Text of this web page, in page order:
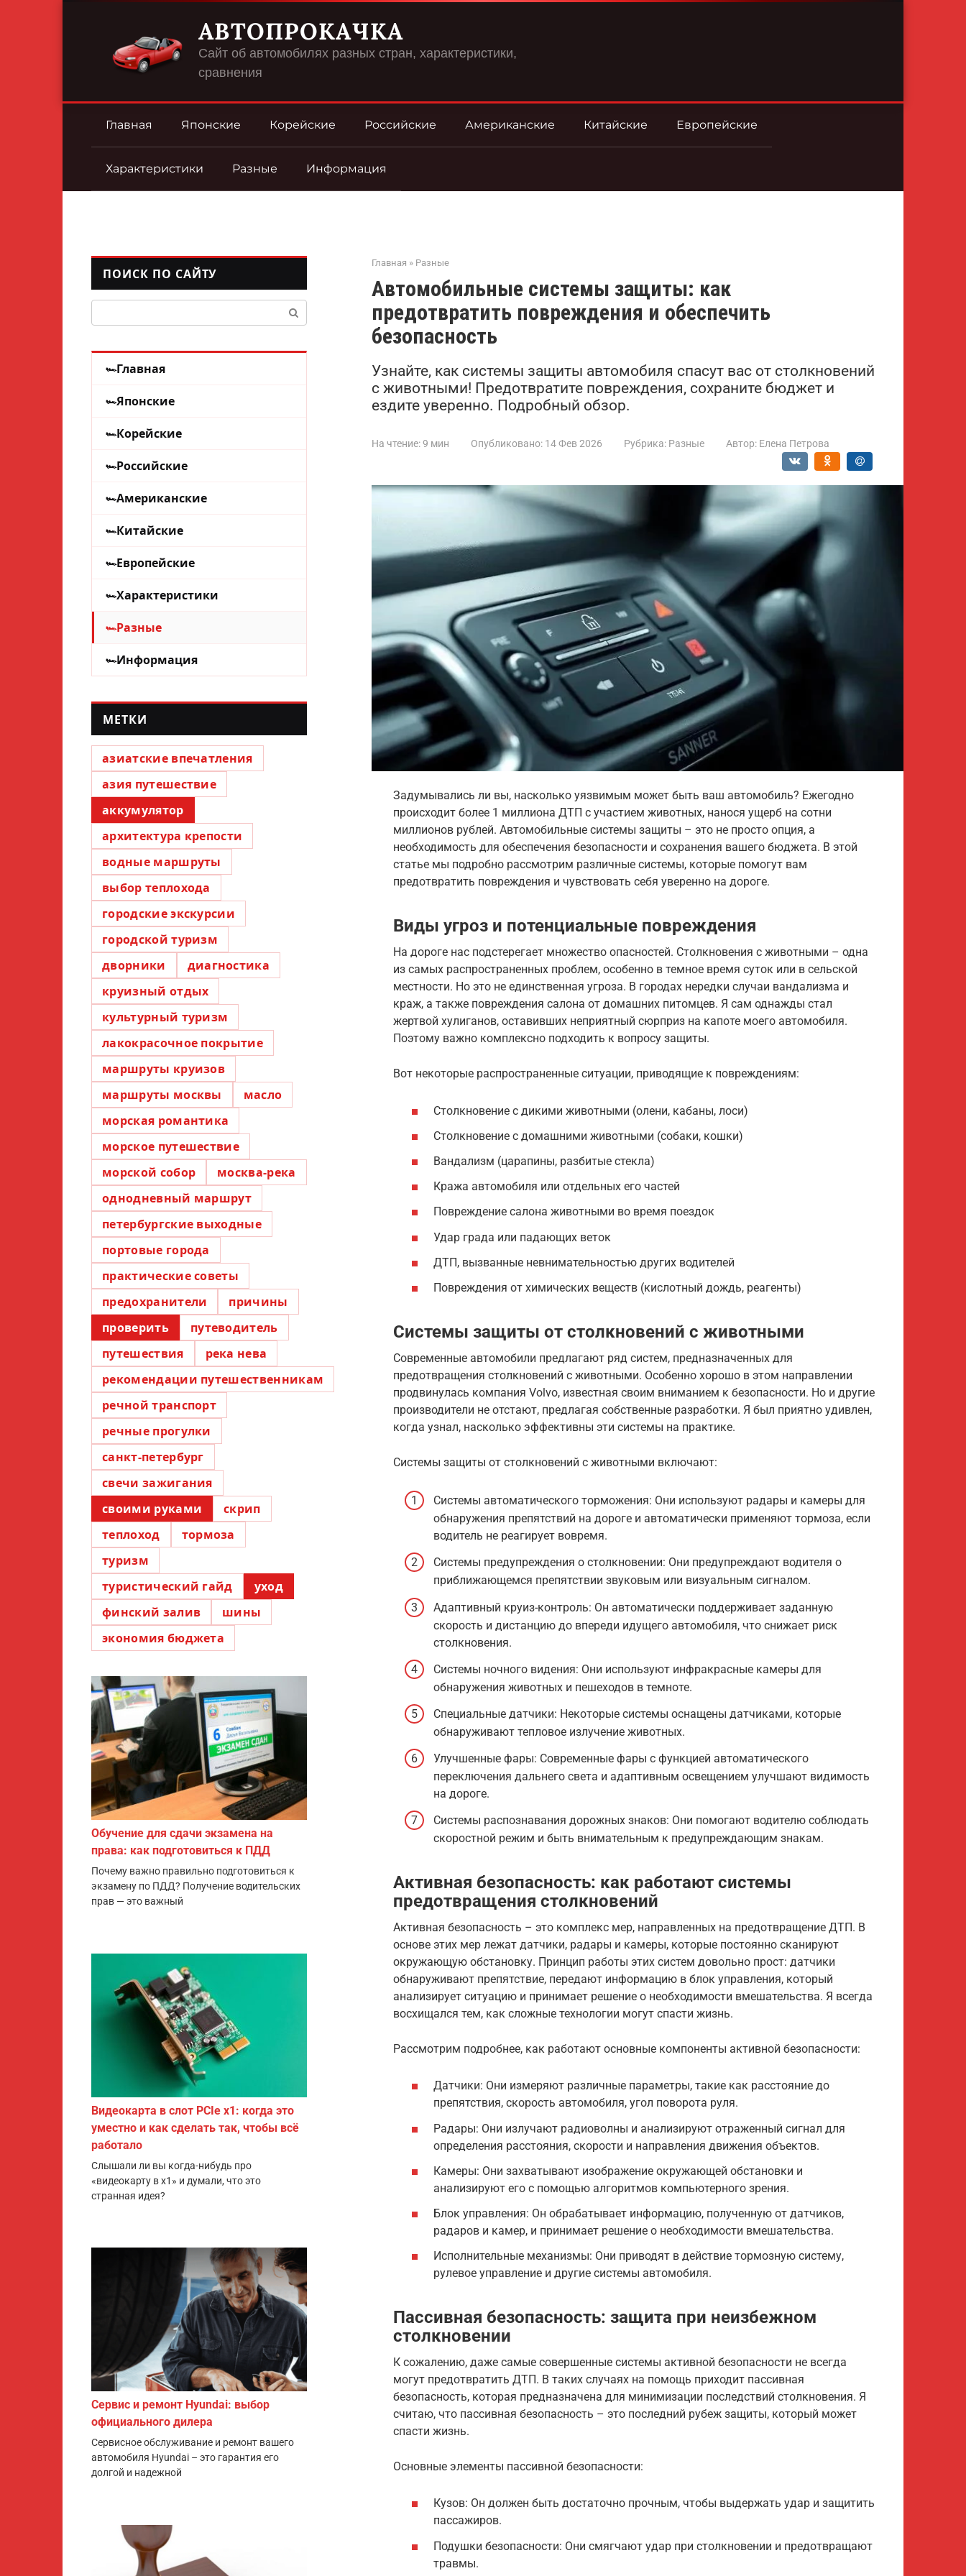
АВТОПРОКАЧКА
Сайт об автомобилях разных стран, характеристики,
сравнения
Главная Японские Корейские Российские Американские Китайские Европейские
Характеристики Разные Информация
Главная » Разные
Автомобильные системы защиты: как
предотвратить повреждения и обеспечить
безопасность
Узнайте, как системы защиты автомобиля спасут вас от столкновений
с животными! Предотвратите повреждения, сохраните бюджет и
ездите уверенно. Подробный обзор.
На чтение:9 мин Опубликовано: 14 Фев 2026 Рубрика: Разные Автор: Елена Петрова
Задумывались ли вы, насколько уязвимым может быть ваш автомобиль? Ежегодно
происходит более 1 миллиона ДТП с участием животных, нанося ущерб на сотни
миллионов рублей. Автомобильные системы защиты – это не просто опция, а
необходимость для обеспечения безопасности и сохранения вашего бюджета. В этой
статье мы подробно рассмотрим различные системы, которые помогут вам
предотвратить повреждения и чувствовать себя уверенно на дороге.
Виды угроз и потенциальные повреждения
На дороге нас подстерегает множество опасностей. Столкновения с животными – одна
из самых распространенных проблем, особенно в темное время суток или в сельской
местности. Но это не единственная угроза. В городах нередки случаи вандализма и
краж, а также повреждения салона от домашних питомцев. Я сам однажды стал
жертвой хулиганов, оставивших неприятный сюрприз на капоте моего автомобиля.
Поэтому важно комплексно подходить к вопросу защиты.
Вот некоторые распространенные ситуации, приводящие к повреждениям:
Столкновение с дикими животными (олени, кабаны, лоси)
Столкновение с домашними животными (собаки, кошки)
Вандализм (царапины, разбитые стекла)
Кража автомобиля или отдельных его частей
Повреждение салона животными во время поездок
Удар града или падающих веток
ДТП, вызванные невнимательностью других водителей
Повреждения от химических веществ (кислотный дождь, реагенты)
Системы защиты от столкновений с животными
Современные автомобили предлагают ряд систем, предназначенных для
предотвращения столкновений с животными. Особенно хорошо в этом направлении
продвинулась компания Volvo, известная своим вниманием к безопасности. Но и другие
производители не отстают, предлагая собственные разработки. Я был приятно удивлен,
когда узнал, насколько эффективны эти системы на практике.
Системы защиты от столкновений с животными включают:
Системы автоматического торможения: Они используют радары и камеры для
обнаружения препятствий на дороге и автоматически применяют тормоза, если
водитель не реагирует вовремя.
Системы предупреждения о столкновении: Они предупреждают водителя о
приближающемся препятствии звуковым или визуальным сигналом.
Адаптивный круиз-контроль: Он автоматически поддерживает заданную
скорость и дистанцию до впереди идущего автомобиля, что снижает риск
столкновения.
Системы ночного видения: Они используют инфракрасные камеры для
обнаружения животных и пешеходов в темноте.
Специальные датчики: Некоторые системы оснащены датчиками, которые
обнаруживают тепловое излучение животных.
Улучшенные фары: Современные фары с функцией автоматического
переключения дальнего света и адаптивным освещением улучшают видимость
на дороге.
Системы распознавания дорожных знаков: Они помогают водителю соблюдать
скоростной режим и быть внимательным к предупреждающим знакам.
Активная безопасность: как работают системы
предотвращения столкновений
Активная безопасность – это комплекс мер, направленных на предотвращение ДТП. В
основе этих мер лежат датчики, радары и камеры, которые постоянно сканируют
окружающую обстановку. Принцип работы этих систем довольно прост: датчики
обнаруживают препятствие, передают информацию в блок управления, который
анализирует ситуацию и принимает решение о необходимости вмешательства. Я всегда
восхищался тем, как сложные технологии могут спасти жизнь.
Рассмотрим подробнее, как работают основные компоненты активной безопасности:
Датчики: Они измеряют различные параметры, такие как расстояние до
препятствия, скорость автомобиля, угол поворота руля.
Радары: Они излучают радиоволны и анализируют отраженный сигнал для
определения расстояния, скорости и направления движения объектов.
Камеры: Они захватывают изображение окружающей обстановки и
анализируют его с помощью алгоритмов компьютерного зрения.
Блок управления: Он обрабатывает информацию, полученную от датчиков,
радаров и камер, и принимает решение о необходимости вмешательства.
Исполнительные механизмы: Они приводят в действие тормозную систему,
рулевое управление и другие системы автомобиля.
Пассивная безопасность: защита при неизбежном
столкновении
К сожалению, даже самые совершенные системы активной безопасности не всегда
могут предотвратить ДТП. В таких случаях на помощь приходит пассивная
безопасность, которая предназначена для минимизации последствий столкновения. Я
считаю, что пассивная безопасность – это последний рубеж защиты, который может
спасти жизнь.
Основные элементы пассивной безопасности:
Кузов: Он должен быть достаточно прочным, чтобы выдержать удар и защитить
пассажиров.
Подушки безопасности: Они смягчают удар при столкновении и предотвращают
травмы.
ПОИСК ПО САЙТУ
Главная
Японские
Корейские
Российские
Американские
Китайские
Европейские
Характеристики
Разные
Информация
МЕТКИ
азиатские впечатления
азия путешествие
аккумулятор
архитектура крепости
водные маршруты
выбор теплохода
городские экскурсии
городской туризм
дворники
диагностика
круизный отдых
культурный туризм
лакокрасочное покрытие
маршруты круизов
маршруты москвы
масло
морская романтика
морское путешествие
морской собор
москва-река
однодневный маршрут
петербургские выходные
портовые города
практические советы
предохранители
причины
проверить
путеводитель
путешествия
река нева
рекомендации путешественникам
речной транспорт
речные прогулки
санкт-петербург
свечи зажигания
своими руками
скрип
теплоход
тормоза
туризм
туристический гайд
уход
финский залив
шины
экономия бюджета
Обучение для сдачи экзамена на
права: как подготовиться к ПДД
Почему важно правильно подготовиться к
экзамену по ПДД? Получение водительских
прав — это важный
Видеокарта в слот PCIe x1: когда это
уместно и как сделать так, чтобы всё
работало
Слышали ли вы когда-нибудь про
«видеокарту в x1» и думали, что это
странная идея?
Сервис и ремонт Hyundai: выбор
официального дилера
Сервисное обслуживание и ремонт вашего
автомобиля Hyundai – это гарантия его
долгой и надежной